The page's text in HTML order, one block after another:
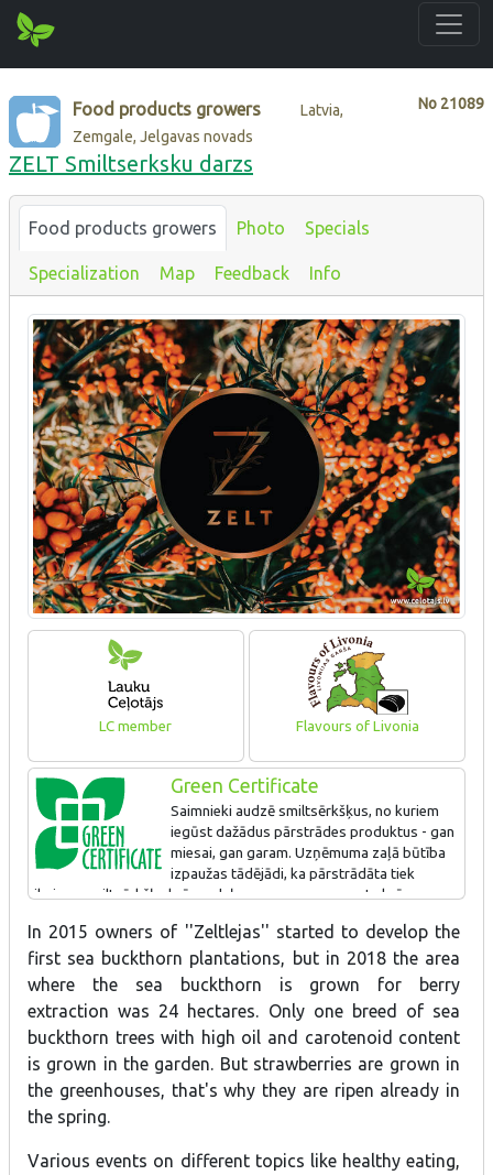
No 21089
Food products growers
Latvia,
Zemgale, Jelgavas novads
ZELT Smiltserksku darzs
Food products growers Photo Specials
Specialization Map Feedback Info
LC member Flavours of Livonia
Green Certificate
Saimnieki audzē smiltsērkšķus, no kuriem
iegūst dažādus pārstrādes produktus - gan
miesai, gan garam. Uzņēmuma zaļā būtība
izpaužas tādējādi, ka pārstrādāta tiek
ikviena smiltsērkšķa krūma daļa - gan ogas, gan pats krūms,
jauns, moderns apmeklētāju centrs, kurā var uzzināt par
smiltsērkšķiem, to pārstrādes produktiem, kā arī degustēt un
iegādāties produktus.
In 2015 owners of ''Zeltlejas'' started to develop the
first sea buckthorn plantations, but in 2018 the area
where the sea buckthorn is grown for berry
extraction was 24 hectares. Only one breed of sea
buckthorn trees with high oil and carotenoid content
is grown in the garden. But strawberries are grown in
the greenhouses, that's why they are ripen already in
the spring.
Various events on different topics like healthy eating,